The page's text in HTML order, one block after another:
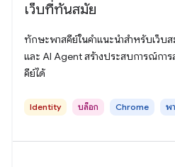
เว็บที่ทันสมัย
ทักษะพาสคีย์ในคำแนะนำสำหรับเว็
และ AI Agent สร้างประสบการณ์กา
คีย์ได้
Identity บล็อก Chrome พ